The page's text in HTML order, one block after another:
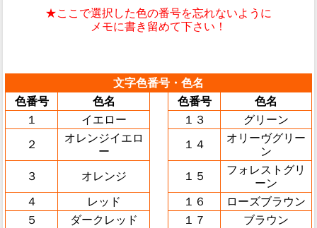
★ここで選択した色の番号を忘れないように
メモに書き留めて下さい！
文字色番号・色名
色番号
色名 色番号
色名
１
イエロー １３ グリーン
２
オレンジイエロ
ー
１４
オリーヴグリー
ン
３ オレンジ １５
フォレストグリ
ーン
４
レッド １６
ローズブラウン
５
ダークレッド １７ ブラウン